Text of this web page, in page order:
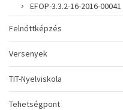
EFOP-3.3.2-16-2016-00041
Felnőttképzés
Versenyek
TIT-Nyelviskola
Tehetségpont